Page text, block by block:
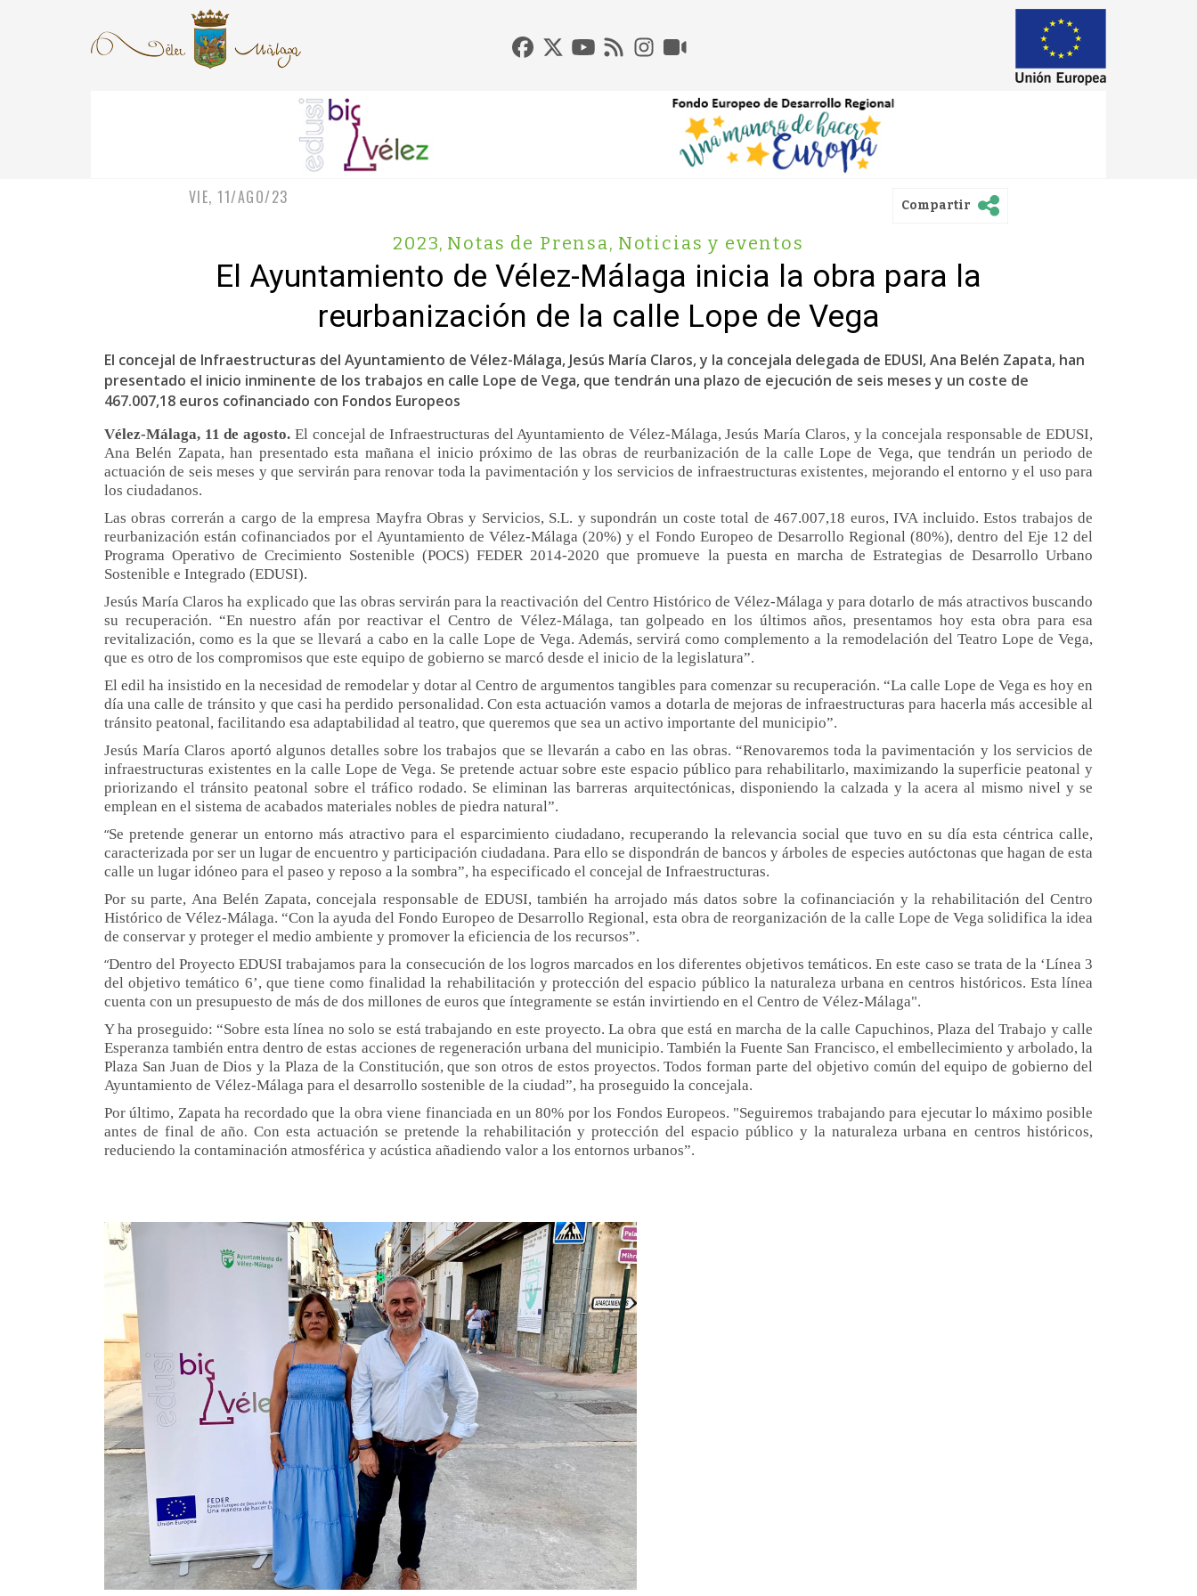
VIE, 11/AGO/23 Compartir
2023, Notas de Prensa, Noticias y eventos
El Ayuntamiento de Vélez-Málaga inicia la obra para la
reurbanización de la calle Lope de Vega
El concejal de Infraestructuras del Ayuntamiento de Vélez-Málaga, Jesús María Claros, y la concejala delegada de EDUSI, Ana Belén Zapata, han
presentado el inicio inminente de los trabajos en calle Lope de Vega, que tendrán una plazo de ejecución de seis meses y un coste de
467.007,18 euros cofinanciado con Fondos Europeos
Vélez-Málaga, 11deagosto. El concejal de Infraestructuras del Ayuntamiento de Vélez-Málaga, Jesús María Claros, y la concejala responsable de EDUSI,
Ana Belén Zapata, han presentado esta mañana el inicio próximo de las obras de reurbanización de la calle Lope de Vega, que tendrán un periodo de
actuación de seis meses y que servirán para renovar toda la pavimentación y los servicios de infraestructuras existentes, mejorando el entorno y el uso para
los ciudadanos.
Las obras correrán a cargo de la empresa Mayfra Obras y Servicios, S.L. y supondrán un coste total de 467.007,18 euros, IVA incluido. Estos trabajos de
reurbanización están cofinanciados por el Ayuntamiento de Vélez-Málaga (20%) y el Fondo Europeo de Desarrollo Regional (80%), dentro del Eje 12 del
Programa Operativo de Crecimiento Sostenible (POCS) FEDER 2014-2020 que promueve la puesta en marcha de Estrategias de Desarrollo Urbano
Sostenible e Integrado (EDUSI).
Jesús María Claros ha explicado que las obras servirán para la reactivación del Centro Histórico de Vélez-Málaga y para dotarlo de más atractivosbuscando
su recuperación. “En nuestro afán por reactivar el Centro de Vélez-Málaga, tan golpeado en los últimos años, presentamos hoy esta obra para esa
revitalización, como es la que se llevará a cabo en la calle Lope de Vega. Además, servirá como complemento a la remodelación del Teatro Lope de Vega,
que es otro de los compromisos que este equipo de gobierno se marcó desde el inicio de la legislatura”.
El edil ha insistido en la necesidad de remodelar y dotar al Centro de argumentos tangibles para comenzar su recuperación. “La calle Lope de Vega es hoy en
día una calle de tránsito y que casi ha perdido personalidad. Con esta actuación vamos a dotarla de mejoras de infraestructuras para hacerla más accesible al
tránsito peatonal, facilitando esa adaptabilidad al teatro, que queremos que sea un activo importante del municipio”.
Jesús María Claros aportó algunos detalles sobre los trabajos que se llevarán a cabo en las obras. “Renovaremos toda la pavimentación y los servicios de
infraestructuras existentes en la calle Lope de Vega. Se pretende actuar sobre este espacio público para rehabilitarlo, maximizando la superficie peatonal y
priorizando el tránsito peatonal sobre el tráfico rodado. Se eliminan las barreras arquitectónicas, disponiendo la calzada y la acera al mismo nivel y se
emplean en el sistema de acabados materiales nobles de piedra natural”.
“Se pretende generar un entorno más atractivo para el esparcimiento ciudadano, recuperando la relevancia social que tuvo en su día esta céntrica calle,
caracterizada por ser un lugar de encuentro y participación ciudadana. Para ello se dispondrán de bancos y árboles de especies autóctonas que hagan de esta
calle un lugar idóneo para el paseo y reposo a la sombra”, ha especificado el concejal de Infraestructuras.
Por su parte, Ana Belén Zapata, concejala responsable de EDUSI, también ha arrojado más datos sobre la cofinanciación y la rehabilitación del Centro
Histórico de Vélez-Málaga. “Con la ayuda del Fondo Europeo de Desarrollo Regional, esta obra de reorganización de la calle Lope de Vega solidifica la idea
de conservar y proteger el medio ambiente y promover la eficiencia de los recursos”.
“Dentro del Proyecto EDUSI trabajamos para la consecución de los logros marcados en los diferentes objetivos temáticos. En este caso se trata de la ‘Línea 3
del objetivo temático 6’, que tiene como finalidad la rehabilitación y protección del espacio público la naturaleza urbana en centros históricos. Esta línea
cuenta con un presupuesto de más de dos millones de euros que íntegramente se están invirtiendo en el Centro de Vélez-Málaga".
Y ha proseguido: “Sobre esta línea no solo se está trabajando en este proyecto. La obra que está en marcha de la calle Capuchinos, Plaza del Trabajo y calle
Esperanza también entra dentro de estas acciones de regeneración urbana del municipio. También la Fuente San Francisco, el embellecimiento y arbolado, la
Plaza San Juan de Dios y la Plaza de la Constitución, que son otros de estos proyectos. Todos forman parte del objetivo común del equipo de gobierno del
Ayuntamiento de Vélez-Málaga para el desarrollo sostenible de la ciudad”, ha proseguido la concejala.
Por último, Zapata ha recordado que la obra viene financiada en un 80% por los Fondos Europeos. "Seguiremos trabajando para ejecutar lo máximo posible
antes de final de año.Con esta actuación se pretende la rehabilitación y protección del espacio público y la naturaleza urbana en centros históricos,
reduciendo la contaminación atmosférica y acústica añadiendo valor a los entornos urbanos”.